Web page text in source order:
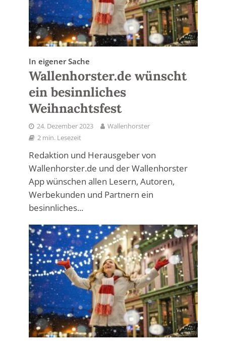
In eigener Sache
Wallenhorster.de wünscht
ein besinnliches
Weihnachtsfest
24. Dezember 2023
Wallenhorster
2 min. Lesezeit
Redaktion und Herausgeber von
Wallenhorster.de und der Wallenhorster
App wünschen allen Lesern, Autoren,
Werbekunden und Partnern ein
besinnliches...